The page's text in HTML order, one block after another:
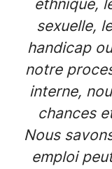
ethnique,
sexuelle,
handicap
notre
interne,
chances
Nous
emploi